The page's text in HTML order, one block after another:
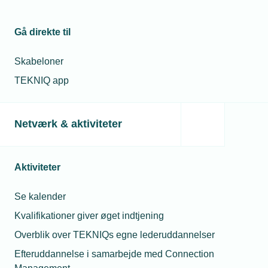
Gå direkte til
Skabeloner
TEKNIQ app
Netværk & aktiviteter
Aktiviteter
Se kalender
Kvalifikationer giver øget indtjening
Overblik over TEKNIQs egne lederuddannelser
Efteruddannelse i samarbejde med Connection
Relaterede nyheder
05. februar 2024
Mathias fandt sin rette hylde som installatør: Nu bliver